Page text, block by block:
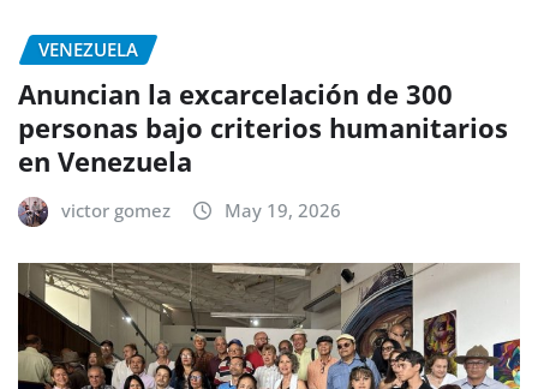
VENEZUELA
Anuncian la excarcelación de 300
personas bajo criterios humanitarios
en Venezuela
victor gomez May 19, 2026